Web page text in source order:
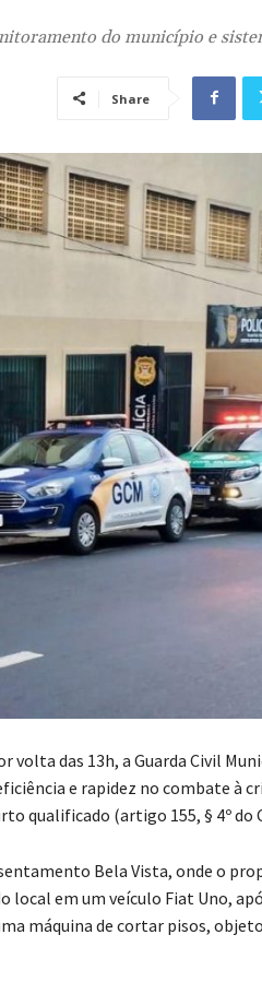
do município e
Share
volta das 13h, a Guarda Civil
e rapidez no combate à
qualificado (artigo 155, § 4º do
Bela Vista, onde o
local em um veículo Fiat Uno,
máquina de cortar pisos,